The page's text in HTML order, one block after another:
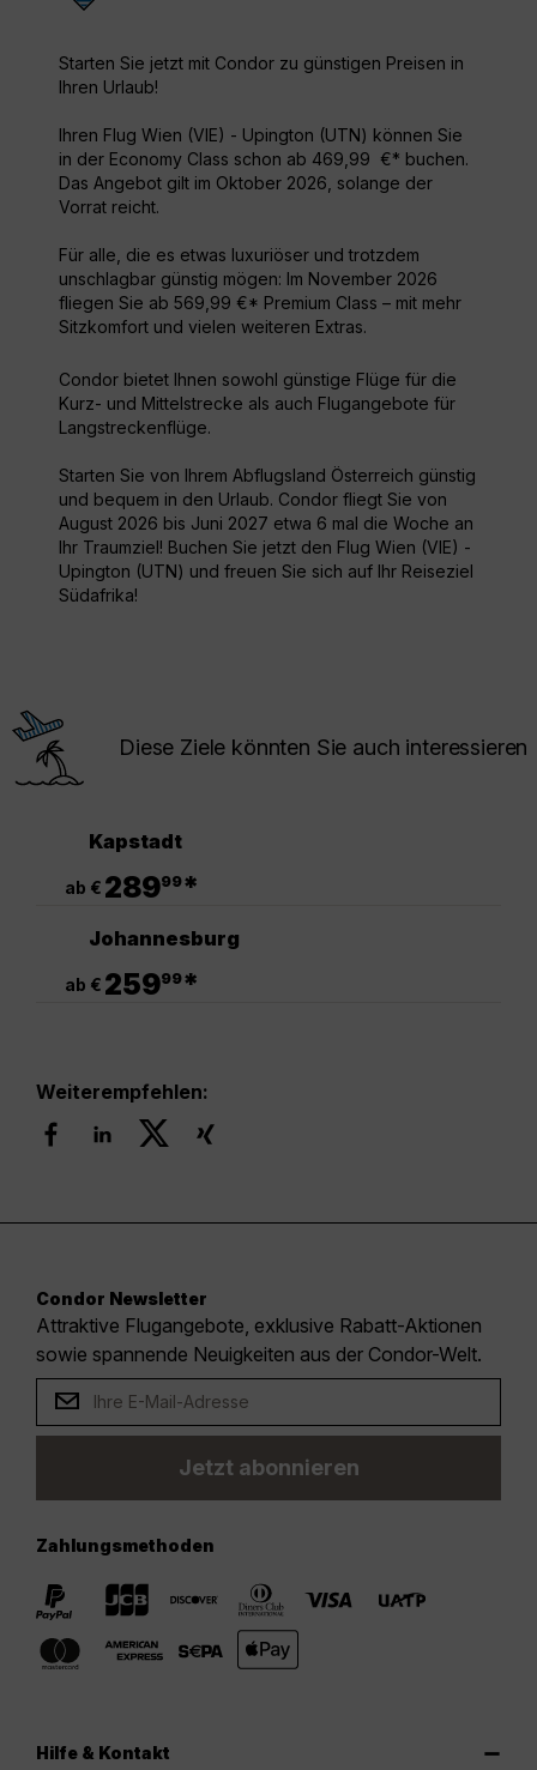
Starten Sie jetzt mit Condor zu günstigen Preisen in
Ihren Urlaub!
Ihren Flug Wien (VIE) - Upington (UTN) können Sie
in der Economy Class schon ab 469,99 €* buchen.
Das Angebot gilt im Oktober 2026, solange der
Vorrat reicht.
Für alle, die es etwas luxuriöser und trotzdem
unschlagbar günstig mögen: Im November 2026
fliegen Sie ab 569,99 €* Premium Class – mit mehr
Sitzkomfort und vielen weiteren Extras.
Condor bietet Ihnen sowohl günstige Flüge für die
Kurz- und Mittelstrecke als auch Flugangebote für
Langstreckenflüge.
Starten Sie von Ihrem Abflugsland Österreich günstig
und bequem in den Urlaub. Condor fliegt Sie von
August 2026 bis Juni 2027 etwa 6 mal die Woche an
Ihr Traumziel! Buchen Sie jetzt den Flug Wien (VIE) -
Upington (UTN) und freuen Sie sich auf Ihr Reiseziel
Südafrika!
Diese Ziele könnten Sie auch interessieren
Kapstadt
ab € 28999*
Johannesburg
ab € 25999*
Weiterempfehlen:
Condor Newsletter
Attraktive Flugangebote, exklusive Rabatt-Aktionen
sowie spannende Neuigkeiten aus der Condor-Welt.
Jetzt abonnieren
Zahlungsmethoden
Hilfe & Kontakt